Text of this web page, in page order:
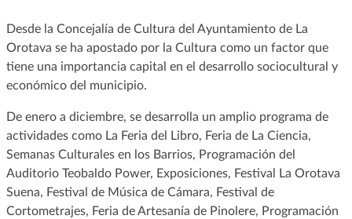
Desde la Concejalía de Cultura del Ayuntamiento de La
Orotava se ha apostado por la Cultura como un factor que
tiene una importancia capital en el desarrollo sociocultural y
económico del municipio.
De enero a diciembre, se desarrolla un amplio programa de
actividades como La Feria del Libro, Feria de La Ciencia,
Semanas Culturales en los Barrios, Programación del
Auditorio Teobaldo Power, Exposiciones, Festival La Orotava
Suena, Festival de Música de Cámara, Festival de
Cortometrajes, Feria de Artesanía de Pinolere, Programación